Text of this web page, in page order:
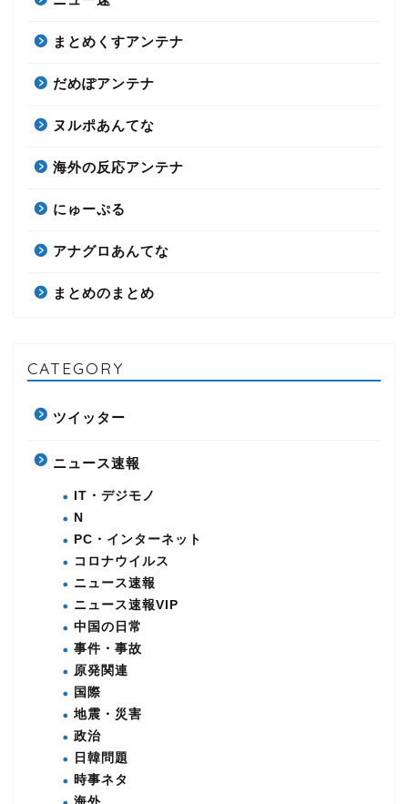
まとめくすアンテナ
だめぽアンテナ
ヌルポあんてな
海外の反応アンテナ
にゅーぷる
アナグロあんてな
まとめのまとめ
CATEGORY
ツイッター
ニュース速報
IT・デジモノ
N
PC・インターネット
コロナウイルス
ニュース速報
ニュース速報VIP
中国の日常
事件・事故
原発関連
国際
地震・災害
政治
日韓問題
時事ネタ